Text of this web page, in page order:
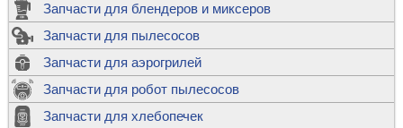
Запчасти для блендеров и миксеров
Запчасти для пылесосов
Запчасти для аэрогрилей
Запчасти для робот пылесосов
Запчасти для хлебопечек